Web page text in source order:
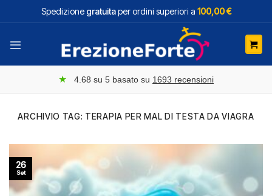
Spedizione gratuitaper ordini superiori a 100,00 €
★ 4.68 su 5 basato su 1693 recensioni
ARCHIVIO TAG: TERAPIA PER MAL DI TESTA DA VIAGRA
26
Set